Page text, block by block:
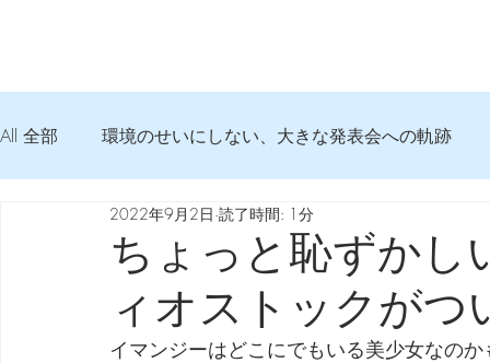
All 全部 環境のせいにしない、大きな発表会への軌跡
弦交換の記録 DTM 始める 知っておきたいコト
Imanjy Studio 使われているモノ 食べんじーの美味
ちょっと恥ずかし
ィオストックが
2022年9月2日 読了時間: 1分
イマンジーはどこにでもいる美少女なの